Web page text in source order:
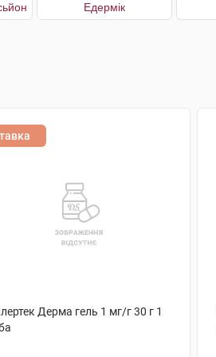
Едермік
Дерма гель 1 мг/г 30 г 1